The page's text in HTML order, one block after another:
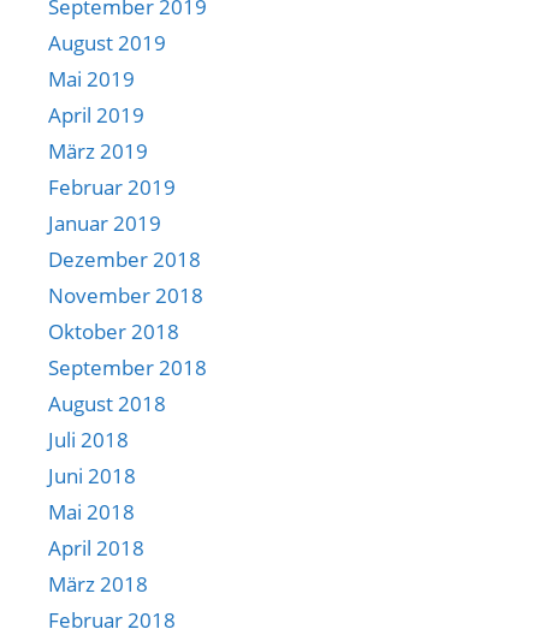
September 2019
August 2019
Mai 2019
April 2019
März 2019
Februar 2019
Januar 2019
Dezember 2018
November 2018
Oktober 2018
September 2018
August 2018
Juli 2018
Juni 2018
Mai 2018
April 2018
März 2018
Februar 2018